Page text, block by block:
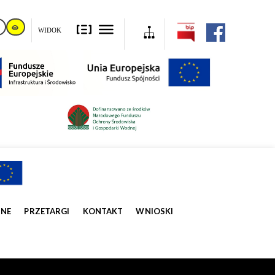
WIDOK
PRZETARGI KONTAKT WNIOSKI